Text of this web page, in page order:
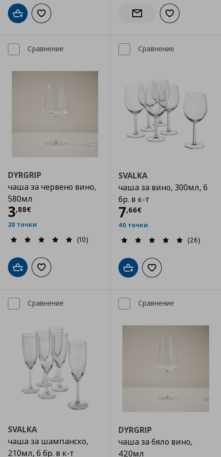
Добави в кошницата
Добави към списъка с любимиИнформирай ме за
Добави към
Сравнение
DYRGRIP
чаша за червено вино,
580мл
3,88€
Цена
20 точки
(10)
Добави в кошницата
Добави към списъка с любими
Сравнение
SVALKA
чаша за вино, 300мл, 6
бр. в к-т
7,66€
Цена
40 точки
(26)
Добави в кошницата
Добави към
Сравнение
SVALKA
чаша за шампанско,
210мл, 6 бр. в к-т
Сравнение
DYRGRIP
чаша за бяло вино,
420мл